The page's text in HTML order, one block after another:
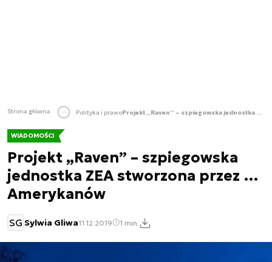
Strona główna Polityka i prawo Projekt „Raven” – szpiegowska jednostka ZEA stworzona przez … Amerykanów
WIADOMOŚCI
Projekt „Raven” – szpiegowska
jednostka ZEA stworzona przez …
Amerykanów
SG Sylwia Gliwa11.12.2019 1 min.